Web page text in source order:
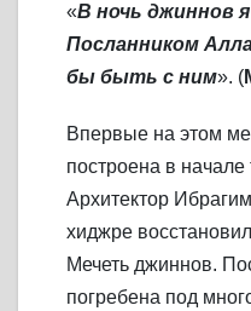
«В ночь джиннов
Посланником
бы быть с ним». (
Впервые на этом
построена в начале
Архитектор
хиджре
Мечеть джиннов.
погребена под